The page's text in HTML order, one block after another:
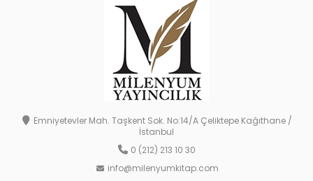
Emniyetevler Mah. Taşkent Sok. No:14/A Çeliktepe Kağıthane /
İstanbul
0 (212) 213 10 30
info@milenyumkitap.com